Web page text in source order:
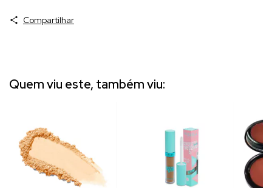
Compartilhar
Quem viu este, também viu: